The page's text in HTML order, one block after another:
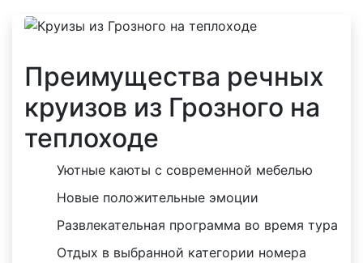
Преимущества речных
круизов из Грозного на
теплоходе
Уютные каюты с современной мебелью
Новые положительные эмоции
Развлекательная программа во время тура
Отдых в выбранной категории номера